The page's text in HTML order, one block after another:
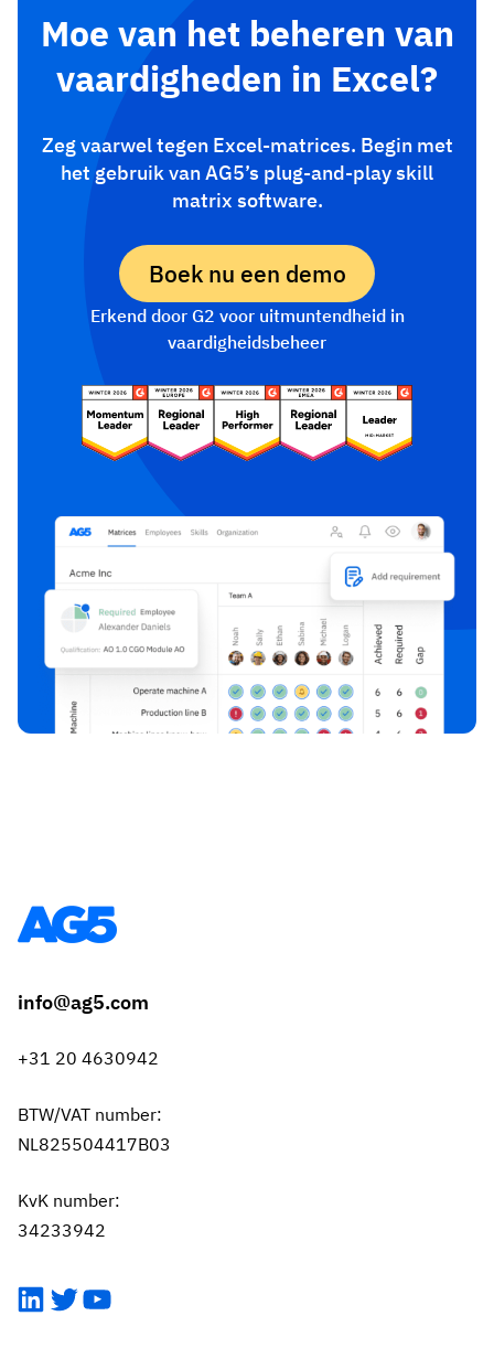
Moe van het beheren van
vaardigheden in Excel?
Zeg vaarwel tegen Excel-matrices. Begin met
het gebruik van AG5’s plug-and-play skill
matrix software.
Boek nu een demo
Erkend door G2 voor uitmuntendheid in
vaardigheidsbeheer
info@ag5.com
+31 20 4630942
BTW/VAT number:
NL825504417B03
KvK number:
34233942
LinkedIn
TwitterYouTube